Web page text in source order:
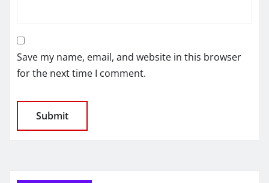
Save my name, email, and website in this browser
for the next time I comment.